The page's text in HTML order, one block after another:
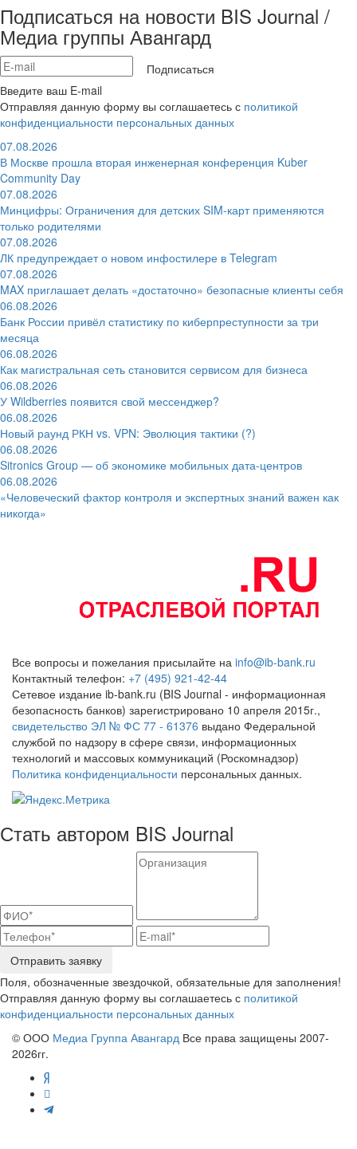
Подписаться на новости BIS Journal /
Медиа группы Авангард
Подписаться
Введите ваш E-mail
Отправляя данную форму вы соглашаетесь с политикой
конфиденциальности персональных данных
07.08.2026
В Москве прошла вторая инженерная конференция Kuber
Community Day
07.08.2026
Минцифры: Ограничения для детских SIM-карт применяются
только родителями
07.08.2026
ЛК предупреждает о новом инфостилере в Telegram
07.08.2026
MAX приглашает делать «достаточно» безопасные клиенты себя
06.08.2026
Банк России привёл статистику по киберпреступности за три
месяца
06.08.2026
Как магистральная сеть становится сервисом для бизнеса
06.08.2026
У Wildberries появится свой мессенджер?
06.08.2026
Новый раунд РКН vs. VPN: Эволюция тактики (?)
06.08.2026
Sitronics Group — об экономике мобильных дата-центров
06.08.2026
«Человеческий фактор контроля и экспертных знаний важен как
никогда»
Все вопросы и пожелания присылайте на info@ib-bank.ru
Контактный телефон: +7 (495) 921-42-44
Сетевое издание ib-bank.ru (BIS Journal - информационная
безопасность банков) зарегистрировано 10 апреля 2015г.,
свидетельство ЭЛ № ФС 77 - 61376 выдано Федеральной
службой по надзору в сфере связи, информационных
технологий и массовых коммуникаций (Роскомнадзор)
Политика конфиденциальности персональных данных.
Стать автором BIS Journal
Отправить заявку
Поля, обозначенные звездочкой, обязательные для заполнения!
Отправляя данную форму вы соглашаетесь с политикой
конфиденциальности персональных данных
© ООО Медиа Группа Авангард Все права защищены 2007-
2026гг.